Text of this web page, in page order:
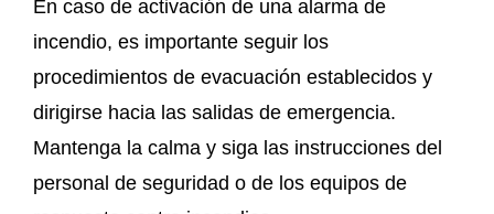
En caso de activación de una alarma de
incendio, es importante seguir los
procedimientos de evacuación establecidos y
dirigirse hacia las salidas de emergencia.
Mantenga la calma y siga las instrucciones del
personal de seguridad o de los equipos de